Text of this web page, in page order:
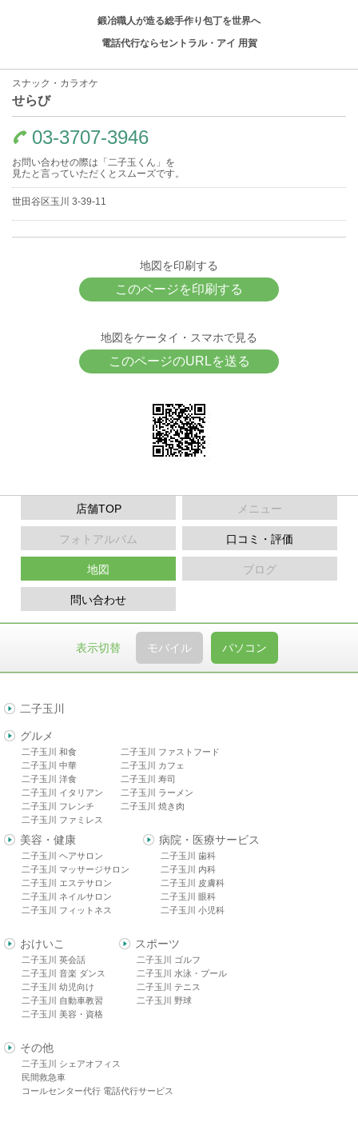
鍛冶職人が造る総手作り包丁を世界へ
電話代行ならセントラル・アイ 用賀
スナック・カラオケ
せらび
03-3707-3946
お問い合わせの際は「二子玉くん」を
見たと言っていただくとスムーズです。
世田谷区玉川 3-39-11
地図を印刷する
このページを印刷する
地図をケータイ・スマホで見る
このページのURLを送る
店舗TOP メニュー
フォトアルバム 口コミ・評価
地図 ブログ
問い合わせ
表示切替 モバイル パソコン
二子玉川
グルメ
二子玉川 和食
二子玉川 中華
二子玉川 洋食
二子玉川 イタリアン
二子玉川 フレンチ
二子玉川 ファミレス
二子玉川 ファストフード
二子玉川 カフェ
二子玉川 寿司
二子玉川 ラーメン
二子玉川 焼き肉
美容・健康
二子玉川 ヘアサロン
二子玉川 マッサージサロン
二子玉川 エステサロン
二子玉川 ネイルサロン
二子玉川 フィットネス
病院・医療サービス
二子玉川 歯科
二子玉川 内科
二子玉川 皮膚科
二子玉川 眼科
二子玉川 小児科
おけいこ
二子玉川 英会話
二子玉川 音楽 ダンス
二子玉川 幼児向け
二子玉川 自動車教習
二子玉川 美容・資格
スポーツ
二子玉川 ゴルフ
二子玉川 水泳・プール
二子玉川 テニス
二子玉川 野球
その他
二子玉川 シェアオフィス
民間救急車
コールセンター代行 電話代行サービス